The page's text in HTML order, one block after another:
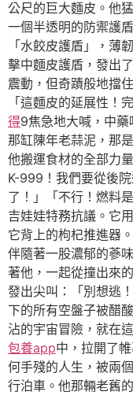
公尺的巨大麵皮。他
一個半透明的防禦護
「水餃皮護盾」，薄
擊中麵皮護盾，發出
震動，但奇蹟般地擋
「這麵皮的延展性！
得9焦急地大喊，中
那缸陳年老蒜泥，那
他搬運食材的全部力
K-999！我們要從後
了！」「不行！燃料
吉娃娃特務抗議。它
它背上的枸杞推進器
伴隨著一股濃郁的蔘
著他，一起從撞出來
發出尖叫：「別想逃
下的所有空盤子被醋
沾的宇宙冒險，就在
包養app中，拉開了
何手殘的人生，被兩
行泊車。他那輛老舊